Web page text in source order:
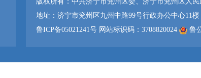
地址：济宁市兖州区九州中路99号行政办公中心11楼
鲁ICP备05021241号 网站标识码：3708820024 鲁